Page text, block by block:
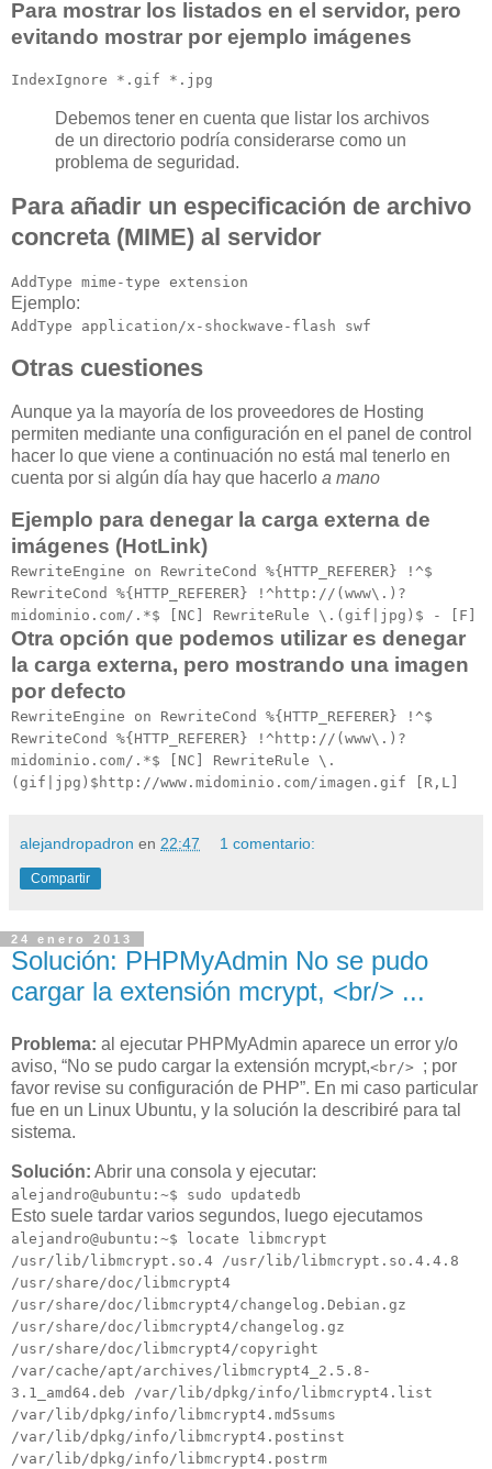
Para mostrar los listados en el servidor, pero
evitando mostrar por ejemplo imágenes
IndexIgnore *.gif *.jpg
Debemos tener en cuenta que listar los archivos
de un directorio podría considerarse como un
problema de seguridad.
Para añadir un especificación de archivo
concreta (MIME) al servidor
AddType mime-type extension
Ejemplo:
AddType application/x-shockwave-flash swf
Otras cuestiones
Aunque ya la mayoría de los proveedores de Hosting
permiten mediante una configuración en el panel de control
hacer lo que viene a continuación no está mal tenerlo en
cuenta por si algún día hay que hacerlo a mano
Ejemplo para denegar la carga externa de
imágenes (HotLink)
RewriteEngine on RewriteCond %{HTTP_REFERER} !^$
RewriteCond %{HTTP_REFERER} !^http://(www\.)?
midominio.com/.*$ [NC] RewriteRule \.(gif|jpg)$ - [F]
Otra opción que podemos utilizar es denegar
la carga externa, pero mostrando una imagen
por defecto
RewriteEngine on RewriteCond %{HTTP_REFERER} !^$
RewriteCond %{HTTP_REFERER} !^http://(www\.)?
midominio.com/.*$ [NC] RewriteRule \.
(gif|jpg)$http://www.midominio.com/imagen.gif [R,L]
alejandropadron en 22:47 1 comentario:
Compartir
24 enero 2013
Solución: PHPMyAdmin No se pudo
cargar la extensión mcrypt, <br/> ...
Problema: al ejecutar PHPMyAdmin aparece un error y/o
aviso,
No se pudo cargar la extensión mcrypt,<br/> ; por
favor revise su configuración de PHP . En mi caso particular
fue en un Linux Ubuntu, y la solución la describiré para tal
sistema.
Solución: Abrir una consola y ejecutar:
alejandro@ubuntu:~$ sudo updatedb
Esto suele tardar varios segundos, luego ejecutamos
alejandro@ubuntu:~$ locate libmcrypt
/usr/lib/libmcrypt.so.4 /usr/lib/libmcrypt.so.4.4.8
/usr/share/doc/libmcrypt4
/usr/share/doc/libmcrypt4/changelog.Debian.gz
/usr/share/doc/libmcrypt4/changelog.gz
/usr/share/doc/libmcrypt4/copyright
/var/cache/apt/archives/libmcrypt4_2.5.8-
3.1_amd64.deb /var/lib/dpkg/info/libmcrypt4.list
/var/lib/dpkg/info/libmcrypt4.md5sums
/var/lib/dpkg/info/libmcrypt4.postinst
/var/lib/dpkg/info/libmcrypt4.postrm